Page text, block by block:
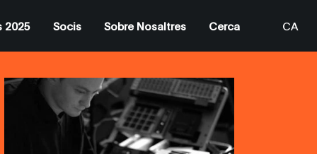
2025 Socis Sobre Nosaltres Cerca
CA
ES